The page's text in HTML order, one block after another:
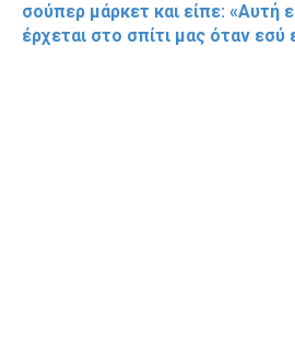
σούπερ μάρκετ και είπε: «Αυτή
έρχεται στο σπίτι μας όταν εσύ